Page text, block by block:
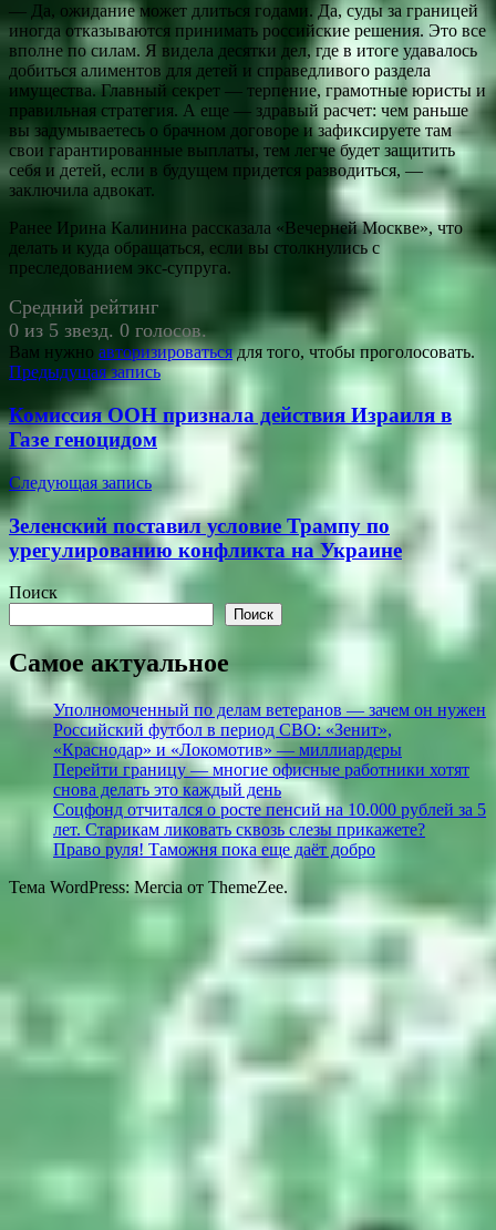
— Да, ожидание может длиться годами. Да, суды за границей
иногда отказываются принимать российские решения. Это все
вполне по силам. Я видела десятки дел, где в итоге удавалось
добиться алиментов для детей и справедливого раздела
имущества. Главный секрет — терпение, грамотные юристы и
правильная стратегия. А еще — здравый расчет: чем раньше
вы задумываетесь о брачном договоре и зафиксируете там
свои гарантированные выплаты, тем легче будет защитить
себя и детей, если в будущем придется разводиться, —
заключила адвокат.
Ранее Ирина Калинина рассказала «Вечерней Москве», что
делать и куда обращаться, если вы столкнулись с
преследованием экс-супруга.
Средний рейтинг
0 из 5 звезд. 0 голосов.
Вам нужно авторизироватьсядля того, чтобы проголосовать.
Навигация
по
записям
Предыдущая запись
Комиссия ООН признала действия Израиля в
Газе геноцидом
Следующая запись
Зеленский поставил условие Трампу по
урегулированию конфликта на Украине
Поиск
Поиск
Самое актуальное
Уполномоченный по делам ветеранов — зачем он нужен
Российский футбол в период СВО: «Зенит»,
«Краснодар» и «Локомотив» — миллиардеры
Перейти границу — многие офисные работники хотят
снова делать это каждый день
Соцфонд отчитался о росте пенсий на 10.000 рублей за 5
лет. Старикам ликовать сквозь слезы прикажете?
Право руля! Таможня пока еще даёт добро
Тема WordPress: Mercia от ThemeZee.